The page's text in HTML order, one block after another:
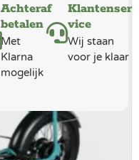
Achteraf
betalen
Met
Klarna
mogelijk
Klantenser
vice
Wij staan
voor je klaar